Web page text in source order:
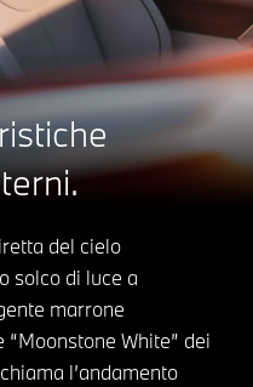
del cielo
solco di luce a
marrone
“Moonstone White” dei
l’andamento